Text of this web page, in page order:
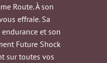
Route. À son
effraie. Sa
et son
Future Shock
sur toutes vos